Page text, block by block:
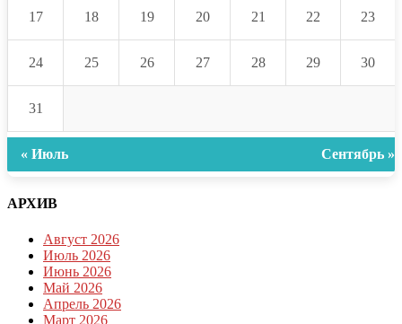
17 18 19 20 21 22 23
24 25 26 27 28 29 30
31
« Июль Сентябрь »
АРХИВ
Август 2026
Июль 2026
Июнь 2026
Май 2026
Апрель 2026
Март 2026